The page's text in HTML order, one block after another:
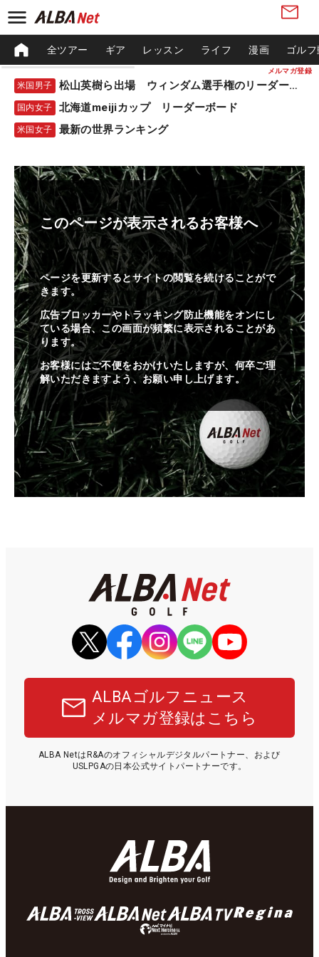
メルマガ登録
全ツアー ギア レッスン ライフ 漫画 ゴル
米国男子 松山英樹ら出場 ウィンダム選手権のリーダーボード
国内女子 北海道meijiカップ リーダーボード
米国女子 最新の世界ランキング
このページが表示されるお客様へ
ページを更新するとサイトの閲覧を続けることがで
きます。
広告ブロッカーやトラッキング防止機能をオンにし
ている場合、この画面が頻繁に表示されることがあ
ります。
お客様にはご不便をおかけいたしますが、何卒ご理
解いただきますよう、お願い申し上げます。
ALBAゴルフニュース
メルマガ登録はこちら
ALBA NetはR&Aのオフィシャルデジタルパートナー、および
USLPGAの日本公式サイトパートナーです。